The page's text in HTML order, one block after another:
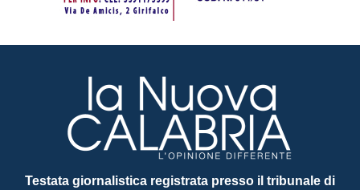
Testata giornalistica registrata presso il tribunale di